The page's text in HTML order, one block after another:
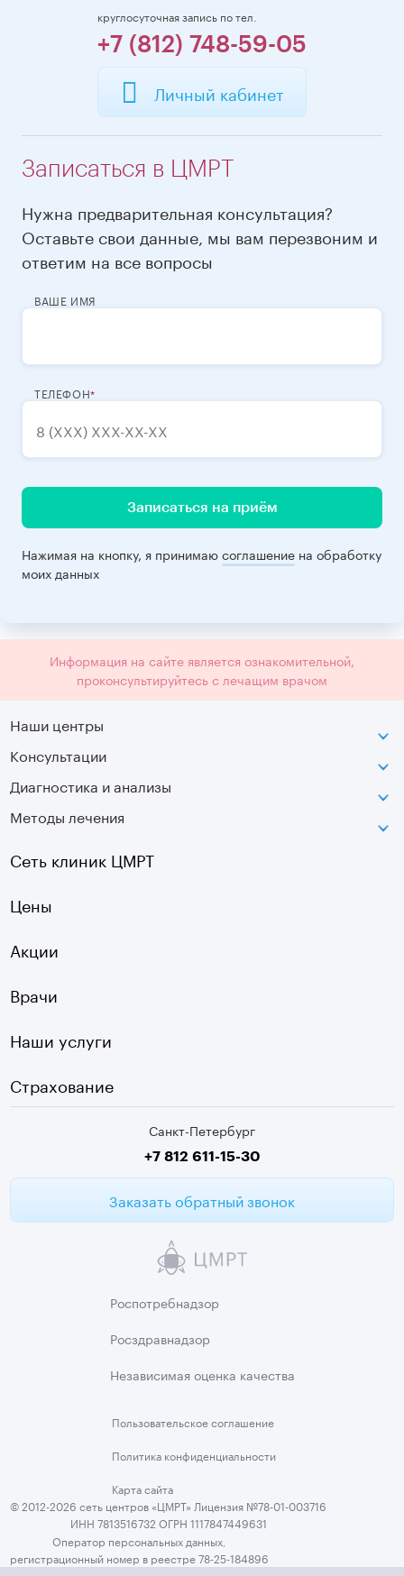
круглосуточная запись по тел.
+7 (812) 748-59-05
Личный кабинет
Записаться в ЦМРТ
Нужна предварительная консультация?
Оставьте свои данные, мы вам перезвоним и
ответим на все вопросы
ВАШЕ ИМЯ
ТЕЛЕФОН
Записаться на приём
Нажимая на кнопку, я принимаюсоглашение на обработку
моих данных
Информация на сайте является ознакомительной,
проконсультируйтесь с лечащим врачом
Наши центры
Петроградская
Лаборатория движения
Московская
Озерки
Садовая
Старая Деревня
Девяткино
г. Колпино
Консультации
Диагностика и анализы
МРТ
Оптическая топография
УЗДГ
Чек-ап
ЭКГ
Медицинские анализы
Методы лечения
Санкт-Петербург
+7 812 611-15-30
Заказать обратный звонок
Сеть клиник ЦМРТ
Цены
Акции
Врачи
Наши услуги
Страхование
Пользовательскоесоглашение
Политика конфиденциальности
Карта сайта
Роспотребнадзор
Росздравнадзор
Независимая оценка качества
© 2012-2026 сеть центров «ЦМРТ» Лицензия №78-01-003716
ИНН 7813516732 ОГРН 1117847449631
Оператор персональных данных,
регистрационный номер в реестре 78-25-184896